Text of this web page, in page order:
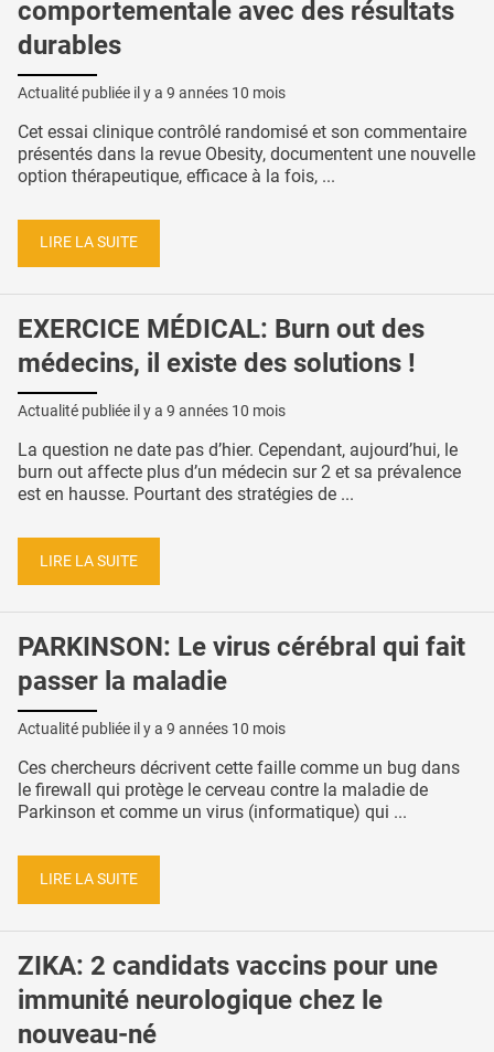
comportementale avec des résultats
durables
Actualité publiée il y a 9 années 10 mois
Cet essai clinique contrôlé randomisé et son commentaire
présentés dans la revue Obesity, documentent une nouvelle
option thérapeutique, efficace à la fois, ...
LIRE LA SUITE
EXERCICE MÉDICAL: Burn out des
médecins, il existe des solutions !
Actualité publiée il y a 9 années 10 mois
La question ne date pas d’hier. Cependant, aujourd’hui, le
burn out affecte plus d’un médecin sur 2 et sa prévalence
est en hausse. Pourtant des stratégies de ...
LIRE LA SUITE
PARKINSON: Le virus cérébral qui fait
passer la maladie
Actualité publiée il y a 9 années 10 mois
Ces chercheurs décrivent cette faille comme un bug dans
le firewall qui protège le cerveau contre la maladie de
Parkinson et comme un virus (informatique) qui ...
LIRE LA SUITE
ZIKA: 2 candidats vaccins pour une
immunité neurologique chez le
nouveau-né